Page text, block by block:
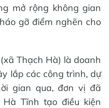
mở rộng không gian
gỡ điểm nghẽn cho
Thạch Hà) là doanh
lắp các công trình, dự
gian qua, đơn vị đã
Tĩnh tạo điều kiện